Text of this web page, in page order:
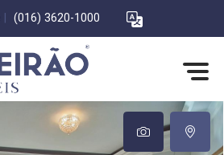
(016) 3620-1000